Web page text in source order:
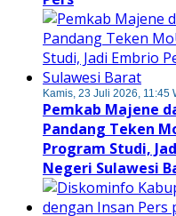
Kamis, 23 Juli 2026, 11:45
Pemkab Majene
Pandang Teken
Program Studi,
Negeri Sulawesi